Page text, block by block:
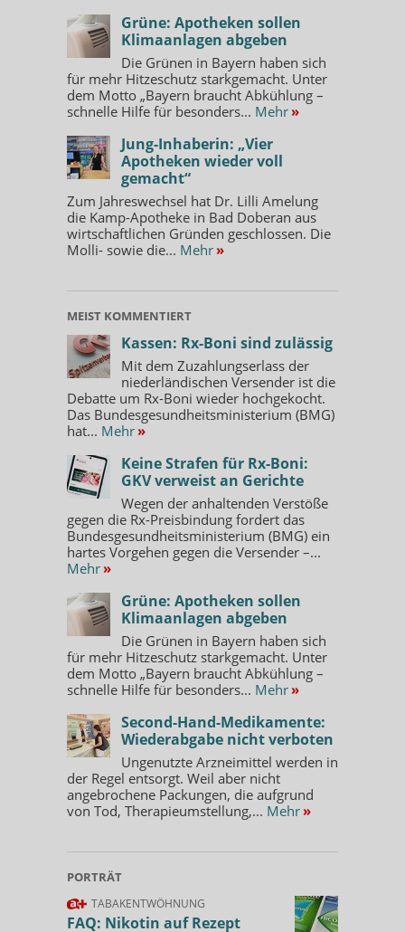
Grüne: Apotheken sollen
Klimaanlagen abgeben
Die Grünen in Bayern haben sich
für mehr Hitzeschutz starkgemacht. Unter
dem Motto „Bayern braucht Abkühlung –
schnelle Hilfe für besonders... Mehr »
Jung-Inhaberin: „Vier
Apotheken wieder voll
gemacht“
Zum Jahreswechsel hat Dr. Lilli Amelung
die Kamp-Apotheke in Bad Doberan aus
wirtschaftlichen Gründen geschlossen. Die
Molli- sowie die... Mehr »
MEIST KOMMENTIERT
Kassen: Rx-Boni sind zulässig
Mit dem Zuzahlungserlass der
niederländischen Versender ist die
Debatte um Rx-Boni wieder hochgekocht.
Das Bundesgesundheitsministerium (BMG)
hat... Mehr »
Keine Strafen für Rx-Boni:
GKV verweist an Gerichte
Wegen der anhaltenden Verstöße
gegen die Rx-Preisbindung fordert das
Bundesgesundheitsministerium (BMG) ein
hartes Vorgehen gegen die Versender –...
Mehr »
Grüne: Apotheken sollen
Klimaanlagen abgeben
Die Grünen in Bayern haben sich
für mehr Hitzeschutz starkgemacht. Unter
dem Motto „Bayern braucht Abkühlung –
schnelle Hilfe für besonders... Mehr »
Second-Hand-Medikamente:
Wiederabgabe nicht verboten
Ungenutzte Arzneimittel werden in
der Regel entsorgt. Weil aber nicht
angebrochene Packungen, die aufgrund
von Tod, Therapieumstellung,... Mehr »
PORTRÄT
TABAKENTWÖHNUNG
FAQ: Nikotin auf Rezept